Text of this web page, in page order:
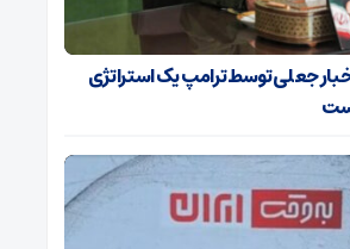
جعلی توسط ترامپ یک استراتژی